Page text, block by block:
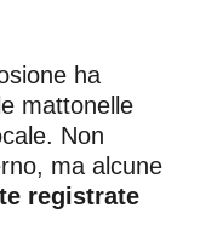
ha
mattonelle
Non
ma alcune
registrate